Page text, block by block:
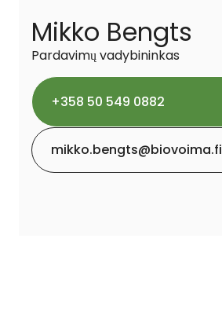
Mikko Bengts
Pardavimų vadybininkas
+358 50 549 0882
mikko.bengts@biovoima.fi